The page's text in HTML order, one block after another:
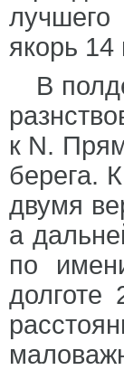
якорь 14
В
к N.
берега.
двумя
а
по
долготе